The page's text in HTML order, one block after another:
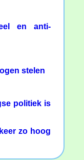
en anti-
stelen
politiek is
zo hoog